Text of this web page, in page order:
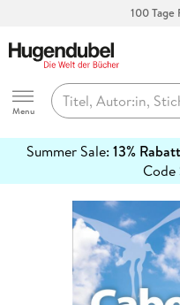
100 Tage
Hugendubel
Menu
Summer Sale: 13% Rabatt
Code
erfahren